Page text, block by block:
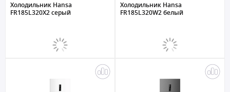
Холодильник Hansa
FR185L320X2 серый
Холодильник Hansa
FR185L320W2 белый